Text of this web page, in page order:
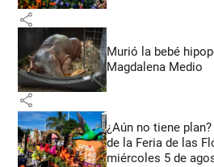
share
Murió la bebé
Magdalena Medio
share
¿Aún no tiene
de la Feria de las
miércoles 5 de